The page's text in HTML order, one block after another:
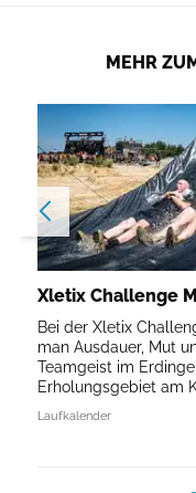
MEHR
Xletix Challenge
Bei der Xletix
man Ausdauer, Mut
Teamgeist im
Erholungsgebiet am
Laufkalender